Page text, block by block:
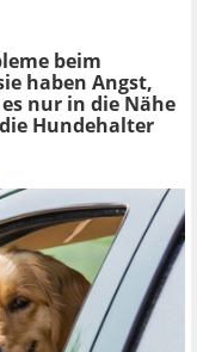
beim
haben Angst,
nur in die Nähe
Hundehalter